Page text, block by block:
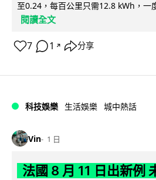
至0.24，每百公里只需12.8 kWh，一
閱讀全文
7 1 ↗ 分享
科技娛樂 生活娛樂 城中熱話
Vin 1 日
法國 8 月 11 日出新例